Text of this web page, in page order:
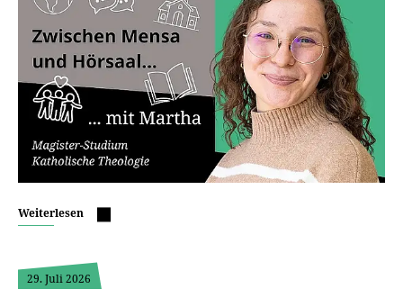
Weiterlesen
29. Juli 2026